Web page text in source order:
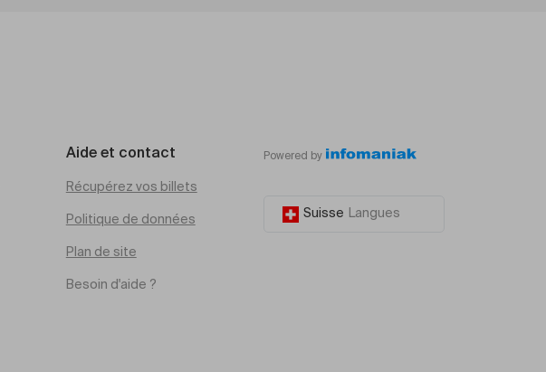
Aide et contact
Récupérez vos billets
Politique de données
Plan de site
Besoin d'aide ?
Powered by
Suisse Langues